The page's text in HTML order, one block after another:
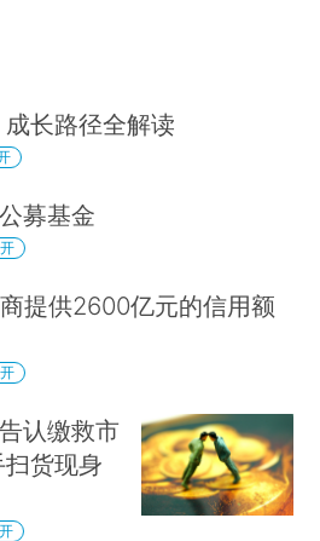
长路径全解读
募基金
提供2600亿元的信用额
认缴救市
货现身